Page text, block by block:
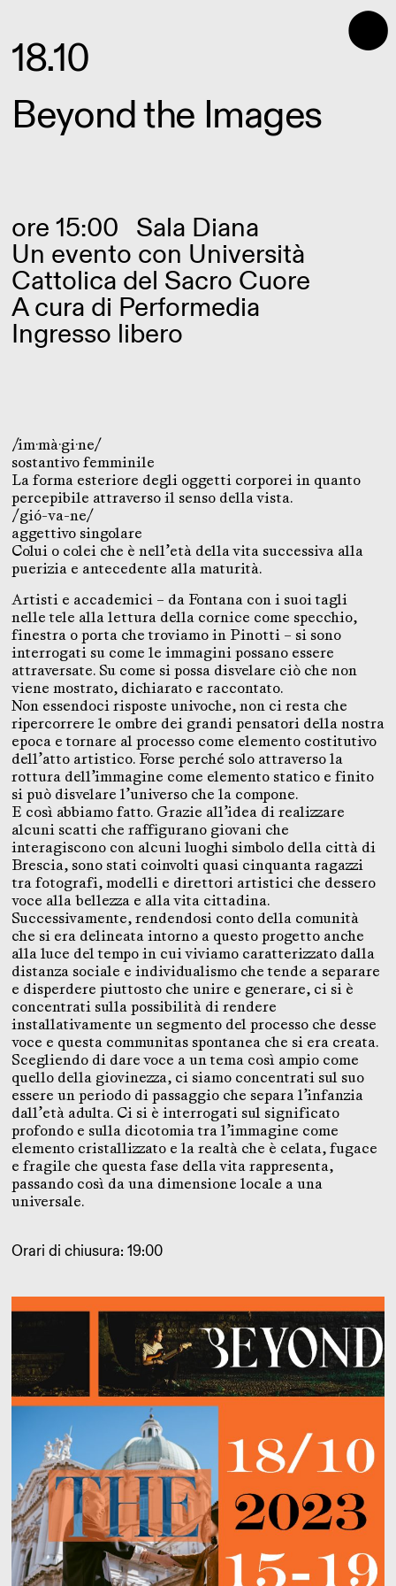
⬤
18.10
Beyond the Images
ore 15:00 Sala Diana
Un evento con Università
Cattolica del Sacro Cuore
A cura di Performedia
Ingresso libero
/im·mà·gi·ne/
sostantivo femminile
La forma esteriore degli oggetti corporei in quanto
percepibile attraverso il senso della vista.
/gió-va-ne/
aggettivo singolare
Colui o colei che è nell’età della vita successiva alla
puerizia e antecedente alla maturità.
Artisti e accademici – da Fontana con i suoi tagli
nelle tele alla lettura della cornice come specchio,
finestra o porta che troviamo in Pinotti – si sono
interrogati su come le immagini possano essere
attraversate. Su come si possa disvelare ciò che non
viene mostrato, dichiarato e raccontato.
Non essendoci risposte univoche, non ci resta che
ripercorrere le ombre dei grandi pensatori della nostra
epoca e tornare al processo come elemento costitutivo
dell’atto artistico. Forse perché solo attraverso la
rottura dell’immagine come elemento statico e finito
si può disvelare l’universo che la compone.
E così abbiamo fatto. Grazie all’idea di realizzare
alcuni scatti che raffigurano giovani che
interagiscono con alcuni luoghi simbolo della città di
Brescia, sono stati coinvolti quasi cinquanta ragazzi
tra fotografi, modelli e direttori artistici che dessero
voce alla bellezza e alla vita cittadina.
Successivamente, rendendosi conto della comunità
che si era delineata intorno a questo progetto anche
alla luce del tempo in cui viviamo caratterizzato dalla
distanza sociale e individualismo che tende a separare
e disperdere piuttosto che unire e generare, ci si è
concentrati sulla possibilità di rendere
installativamente un segmento del processo che desse
voce e questa communitas spontanea che si era creata.
Scegliendo di dare voce a un tema così ampio come
quello della giovinezza, ci siamo concentrati sul suo
essere un periodo di passaggio che separa l’infanzia
dall’età adulta. Ci si è interrogati sul significato
profondo e sulla dicotomia tra l’immagine come
elemento cristallizzato e la realtà che è celata, fugace
e fragile che questa fase della vita rappresenta,
passando così da una dimensione locale a una
universale.
Orari di chiusura: 19:00